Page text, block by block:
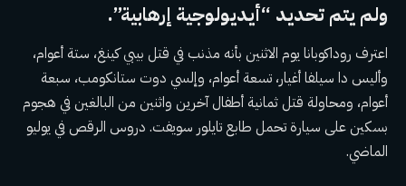
ولم يتم تحديد “أيديولوجية إرهابية”.
اعترف روداكوبانا يوم الاثنين بأنه مذنب في قتل بيبي كينغ، ستة أعوام،
وأليس دا سيلفا أغيار، تسعة أعوام، وإلسي دوت ستانكومب، سبعة
أعوام، ومحاولة قتل ثمانية أطفال آخرين واثنين من البالغين في هجوم
بسكين على سيارة تحمل طابع تايلور سويفت. دروس الرقص في يوليو
الماضي.